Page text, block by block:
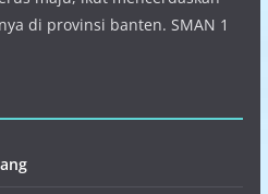
di provinsi banten. SMAN 1